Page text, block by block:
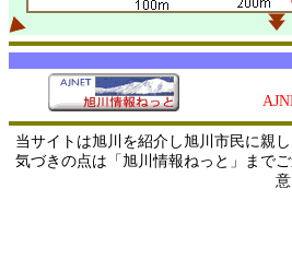
当サイトは旭川を紹介し旭川市民に親
気づきの点は「旭川情報ねっと」まで